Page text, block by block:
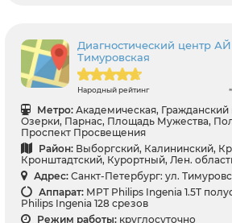
Диагностический центр
Тимуровская
Народный рейтинг
Метро: Академическая, Гражданский
Озерки, Парнас, Площадь Мужества,
Проспект Просвещения
Район: Выборгский, Калининский,
Кронштадтский, Курортный, Лен.
Адрес: Санкт-Петербург: ул.
Аппарат: МРТ Philips Ingenia 1.5T
Philips Ingenia 128 срезов
Режим работы: круглосуточно